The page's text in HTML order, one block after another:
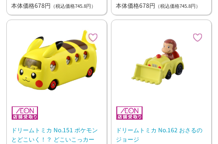
本体価格678円 （税込価格745.8円） 本体価格678円 （税込価格745.8円）
ドリームトミカ No.151 ポケモン
とどこいく！？ どこいこっカー
ドリームトミカ No.162 おさるの
ジョージ